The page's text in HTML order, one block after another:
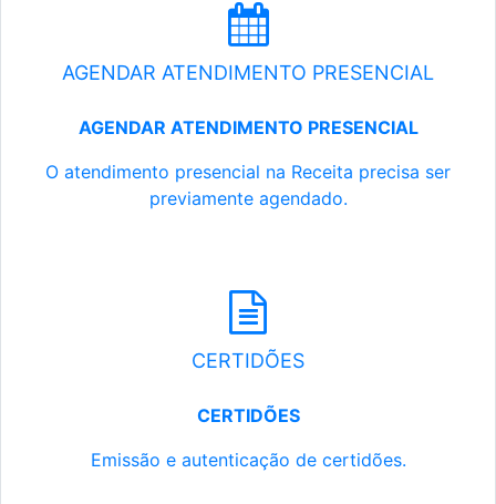
AGENDAR ATENDIMENTO PRESENCIAL
AGENDAR ATENDIMENTO PRESENCIAL
O atendimento presencial na Receita precisa ser
previamente agendado.
CERTIDÕES
CERTIDÕES
Emissão e autenticação de certidões.